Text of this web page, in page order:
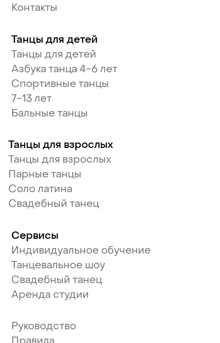
Контакты
Танцы для детей
Танцы для детей
Азбука танца 4-6 лет
Спортивные танцы
7-13 лет
Бальные танцы
Танцы для взрослых
Танцы для взрослых
Парные танцы
Соло латина
Свадебный танец
Сервисы
Индивидуальное обучение
Танцевальное шоу
Свадебный танец
Аренда студии
Руководство